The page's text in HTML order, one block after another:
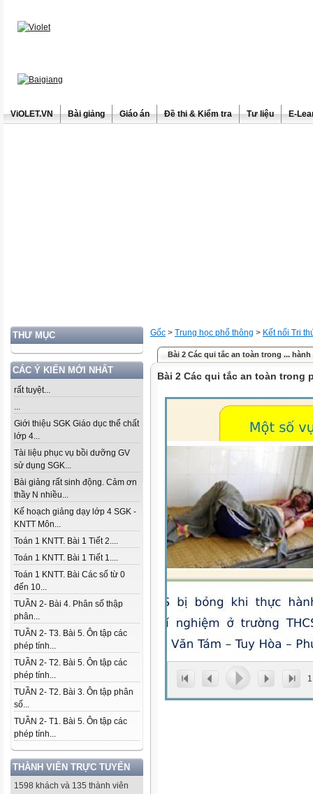
ViOLET.VN Bài giảng Giáo án Đề thi & Kiểm tra Tư liệu E-
THƯ MỤC
CÁC Ý KIẾN MỚI NHẤT
rất tuyệt...
...
Giới thiệu SGK Giáo dục thể chất
lớp 4...
Tài liệu phục vụ bồi dưỡng GV
sử dụng SGK...
Bài giảng rất sinh động. Cảm ơn
thầy N nhiều...
Kế hoạch giảng dạy lớp 4 SGK -
KNTT Môn...
Toán 1 KNTT. Bài 1 Tiết 2....
Toán 1 KNTT. Bài 1 Tiết 1....
Toán 1 KNTT. Bài Các số từ 0
đến 10...
TUẦN 2- Bài 4. Phân số thập
phân...
TUẦN 2- T3. Bài 5. Ôn tập các
phép tính...
TUẦN 2- T2. Bài 5. Ôn tập các
phép tính...
TUẦN 2- T2. Bài 3. Ôn tập phân
số...
TUẦN 2- T1. Bài 5. Ôn tập các
phép tính...
THÀNH VIÊN TRỰC TUYẾN
1598 khách và 135 thành viên
Gốc > Trung học phổ thông > Kết nối Tri
Bài 2 Các qui tắc an toàn trong ... hành
Bài 2 Các qui tắc an toàn trong
1